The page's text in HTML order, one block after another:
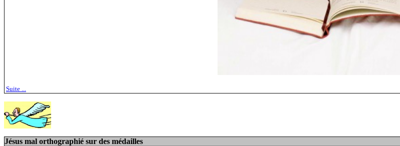
Suite ...
Jésus mal orthographié sur des médailles